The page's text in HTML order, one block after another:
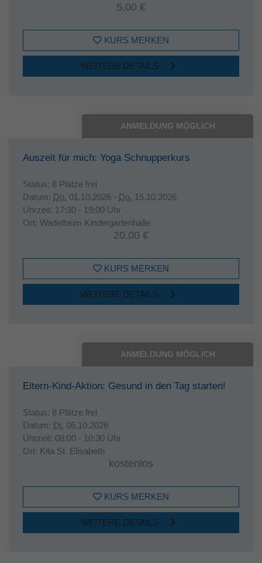
5,00 €
KURS MERKEN
WEITERE DETAILS
ANMELDUNG MÖGLICH
Auszeit für mich: Yoga Schnupperkurs
Status: 8 Plätze frei
Datum: Do. 01.10.2026 - Do. 15.10.2026
Uhrzeit: 17:30 - 19:00 Uhr
Ort: Wadelheim Kindergartenhalle
20,00 €
KURS MERKEN
WEITERE DETAILS
ANMELDUNG MÖGLICH
Eltern-Kind-Aktion: Gesund in den Tag starten!
Status: 8 Plätze frei
Datum: Di. 06.10.2026
Uhrzeit: 08:00 - 10:30 Uhr
Ort: Kita St. Elisabeth
kostenlos
KURS MERKEN
WEITERE DETAILS